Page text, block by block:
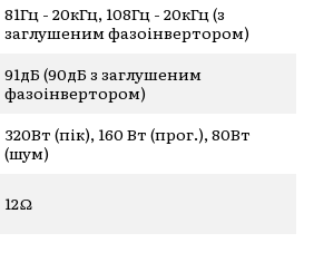
81Гц - 20кГц, 108Гц - 20кГц (з
заглушеним фазоінвертором)
91дБ (90дБ з заглушеним
фазоінвертором)
320Вт (пік), 160 Вт (прог.), 80Вт
(шум)
12Ω